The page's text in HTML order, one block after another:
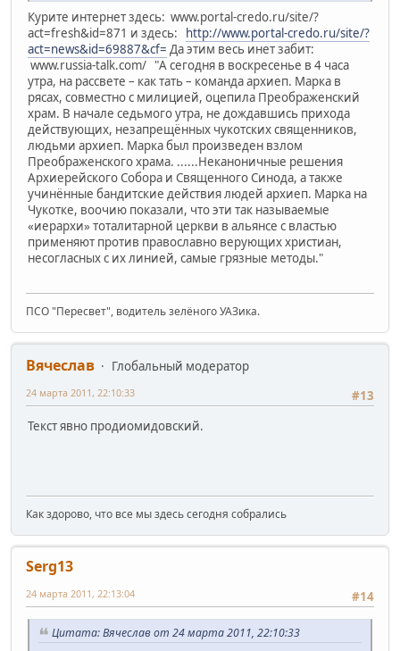
Курите интернет здесь: www.portal-credo.ru/site/?
act=fresh&id=871 и здесь:
http://www.portal-credo.ru/site/?
act=news&id=69887&cf= Да этим весь инет забит:
www.russia-talk.com/ "А сегодня в воскресенье в 4 часа
утра, на рассвете – как тать – команда архиеп. Марка в
рясах, совместно с милицией, оцепила Преображенский
храм. В начале седьмого утра, не дождавшись прихода
действующих, незапрещённых чукотских священников,
людьми архиеп. Марка был произведен взлом
Преображенского храма. ......Неканоничные решения
Архиерейского Собора и Священного Синода, а также
учинённые бандитские действия людей архиеп. Марка на
Чукотке, воочию показали, что эти так называемые
«иерархи» тоталитарной церкви в альянсе с властью
применяют против православно верующих христиан,
несогласных с их линией, самые грязные методы."
ПСО "Пересвет", водитель зелёного УАЗика.
Вячеслав
Глобальный модератор
#13
24 марта 2011, 22:10:33
Текст явно продиомидовский.
Как здорово, что все мы здесь сегодня собрались
Serg13
#14
24 марта 2011, 22:13:04
Цитата: Вячеслав от 24 марта 2011, 22:10:33